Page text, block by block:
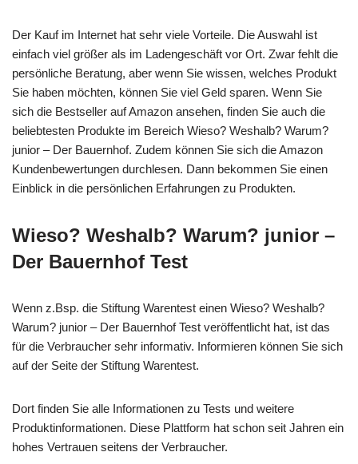
Der Kauf im Internet hat sehr viele Vorteile. Die Auswahl ist
einfach viel größer als im Ladengeschäft vor Ort. Zwar fehlt die
persönliche Beratung, aber wenn Sie wissen, welches Produkt
Sie haben möchten, können Sie viel Geld sparen. Wenn Sie
sich die Bestseller auf Amazon ansehen, finden Sie auch die
beliebtesten Produkte im Bereich Wieso? Weshalb? Warum?
junior – Der Bauernhof. Zudem können Sie sich die Amazon
Kundenbewertungen durchlesen. Dann bekommen Sie einen
Einblick in die persönlichen Erfahrungen zu Produkten.
Wieso? Weshalb? Warum? junior –
Der Bauernhof Test
Wenn z.Bsp. die Stiftung Warentest einen Wieso? Weshalb?
Warum? junior – Der Bauernhof Test veröffentlicht hat, ist das
für die Verbraucher sehr informativ. Informieren können Sie sich
auf der Seite der Stiftung Warentest.
Dort finden Sie alle Informationen zu Tests und weitere
Produktinformationen. Diese Plattform hat schon seit Jahren ein
hohes Vertrauen seitens der Verbraucher.